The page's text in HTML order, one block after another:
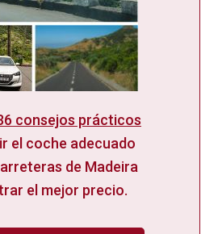
consejos prácticos
el coche adecuado
de Madeira
el mejor precio.